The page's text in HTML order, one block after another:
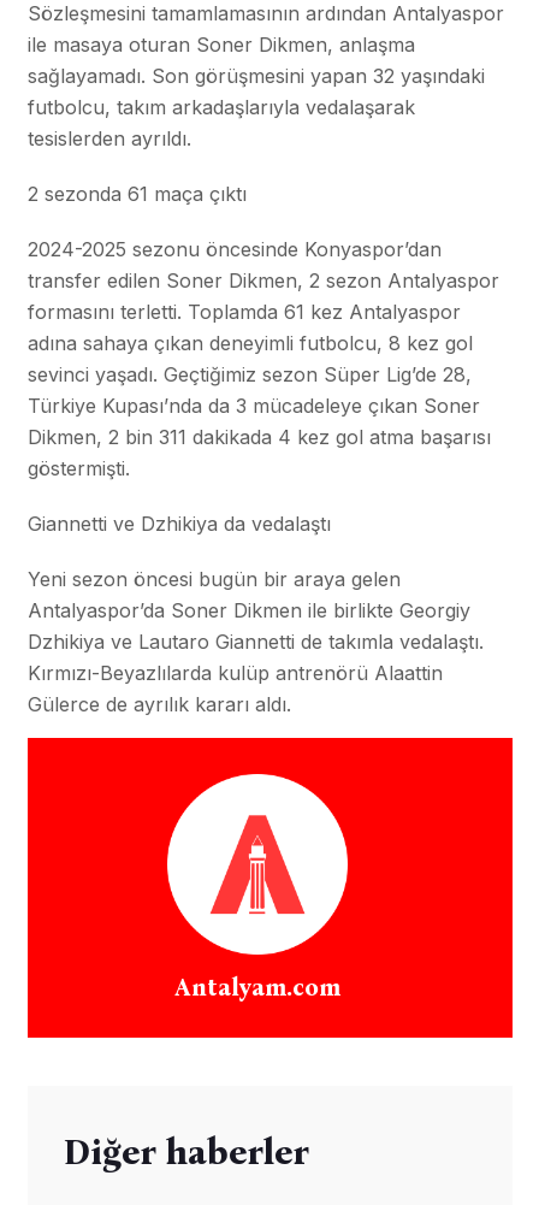
Sözleşmesini tamamlamasının ardından Antalyaspor
ile masaya oturan Soner Dikmen, anlaşma
sağlayamadı. Son görüşmesini yapan 32 yaşındaki
futbolcu, takım arkadaşlarıyla vedalaşarak
tesislerden ayrıldı.
2 sezonda 61 maça çıktı
2024-2025 sezonu öncesinde Konyaspor’dan
transfer edilen Soner Dikmen, 2 sezon Antalyaspor
formasını terletti. Toplamda 61 kez Antalyaspor
adına sahaya çıkan deneyimli futbolcu, 8 kez gol
sevinci yaşadı. Geçtiğimiz sezon Süper Lig’de 28,
Türkiye Kupası’nda da 3 mücadeleye çıkan Soner
Dikmen, 2 bin 311 dakikada 4 kez gol atma başarısı
göstermişti.
Giannetti ve Dzhikiya da vedalaştı
Yeni sezon öncesi bugün bir araya gelen
Antalyaspor’da Soner Dikmen ile birlikte Georgiy
Dzhikiya ve Lautaro Giannetti de takımla vedalaştı.
Kırmızı-Beyazlılarda kulüp antrenörü Alaattin
Gülerce de ayrılık kararı aldı.
Antalyam.com
Diğer haberler